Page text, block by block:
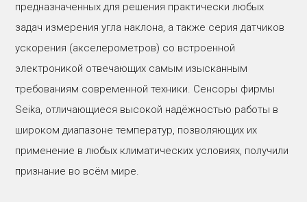
предназначенных для решения практически любых
задач измерения угла наклона, а также серия датчиков
ускорения (акселерометров) со встроенной
электроникой отвечающих самым изысканным
требованиям современной техники. Сенсоры фирмы
Seika, отличающиеся высокой надёжностью работы в
широком диапазоне температур, позволяющих их
применение в любых климатических условиях, получили
признание во всём мире.